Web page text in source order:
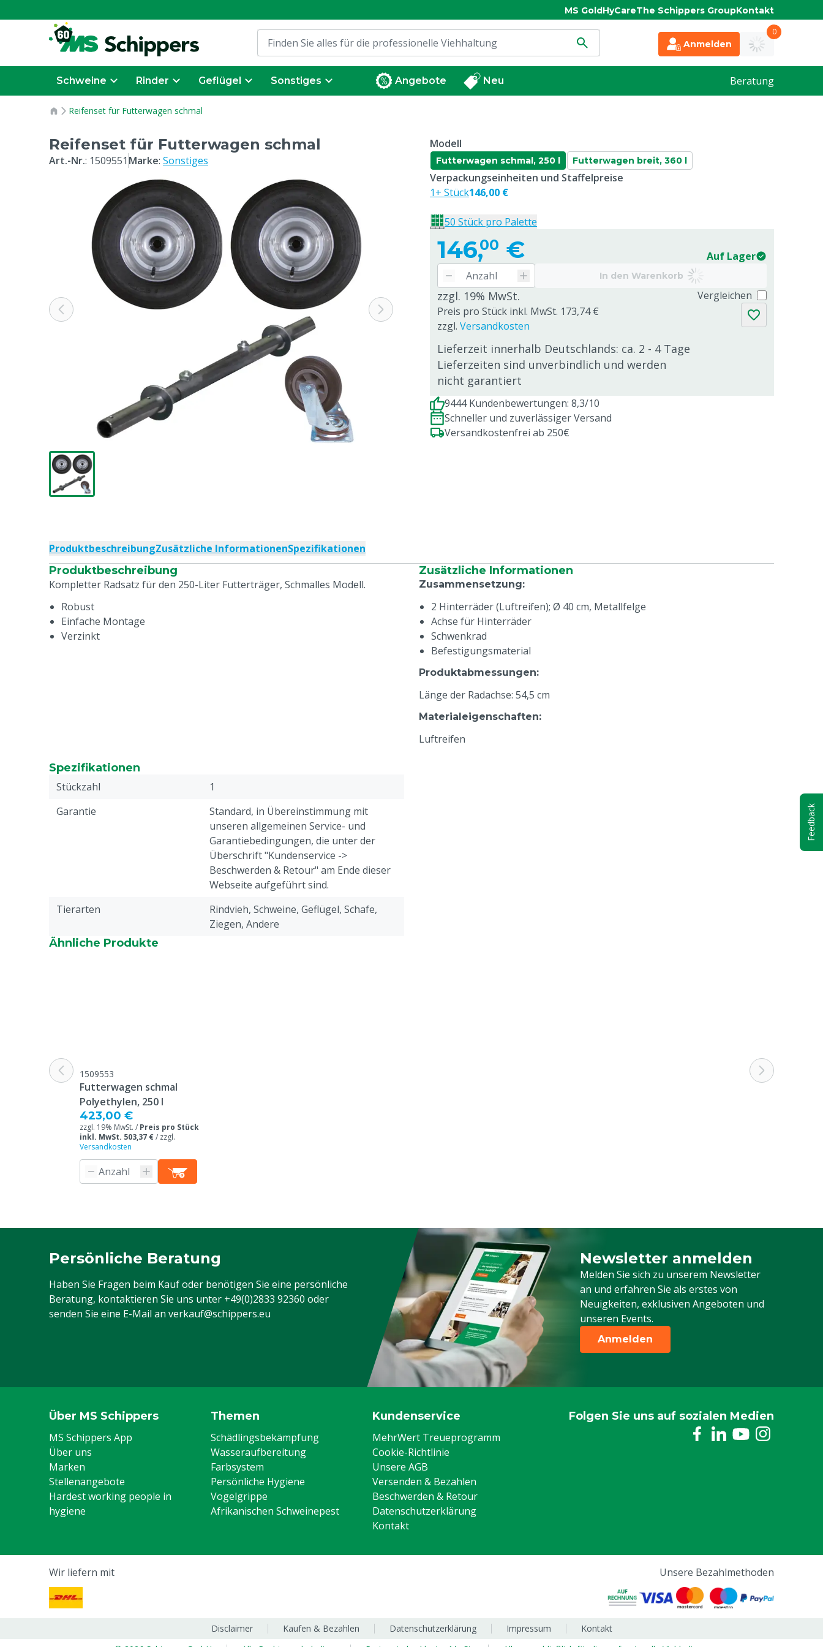
MS GoldHyCareThe Schippers GroupKontakt
Anmelden
0
Schweine Rinder Geflügel Sonstiges Angebote Neu Beratung
Reifenset für Futterwagen schmal
Reifenset für Futterwagen schmal
Art.-Nr.: 1509551 Marke: Sonstiges
Modell
Futterwagen schmal, 250 l Futterwagen breit, 360 l
146,00 € Auf Lager
In den Warenkorb
zzgl. 19% MwSt.
Preis pro Stück inkl. MwSt. 173,74 €
zzgl. Versandkosten
Lieferzeit innerhalb Deutschlands: ca. 2 - 4 Tage
Lieferzeiten sind unverbindlich und werden
nicht garantiert
Vergleichen
Verpackungseinheiten und Staffelpreise
1+ Stück146,00 €
50 Stück pro Palette
9444 Kundenbewertungen: 8,3/10
Schneller und zuverlässiger Versand
Versandkostenfrei ab 250€
ProduktbeschreibungZusätzliche InformationenSpezifikationen
Produktbeschreibung
Kompletter Radsatz für den 250-Liter Futterträger, Schmalles Modell.
Robust
Einfache Montage
Verzinkt
Zusätzliche Informationen
Zusammensetzung:
2 Hinterräder (Luftreifen); Ø 40 cm, Metallfelge
Achse für Hinterräder
Schwenkrad
Befestigungsmaterial
Produktabmessungen:
Länge der Radachse: 54,5 cm
Materialeigenschaften:
Luftreifen
Spezifikationen
Stückzahl
1
Garantie
Standard, in Übereinstimmung mit
unseren allgemeinen Service- und
Garantiebedingungen, die unter der
Überschrift "Kundenservice ->
Beschwerden & Retour" am Ende dieser
Webseite aufgeführt sind.
Tierarten
Rindvieh, Schweine, Geflügel, Schafe,
Ziegen, Andere
Ähnliche Produkte
1509553
Futterwagen schmal
Polyethylen, 250 l
423,00 €
zzgl. 19% MwSt. / Preis pro Stück
inkl. MwSt. 503,37 €/ zzgl.
Versandkosten
Persönliche Beratung
Haben Sie Fragen beim Kauf oder benötigen Sie eine persönliche
Beratung, kontaktieren Sie uns unter +49(0)2833 92360 oder
senden Sie eine E-Mail an verkauf@schippers.eu
Newsletter anmelden
Melden Sie sich zu unserem Newsletter
an und erfahren Sie als erstes von
Neuigkeiten, exklusiven Angeboten und
unseren Events.
Melden Sie sich für unseren Newsletter
Anmelden
Über MS Schippers
MS Schippers App
Über uns
Marken
Stellenangebote
Hardest working people in
hygiene
Themen
Schädlingsbekämpfung
Wasseraufbereitung
Farbsystem
Persönliche Hygiene
Vogelgrippe
Afrikanischen Schweinepest
Kundenservice
MehrWert Treueprogramm
Cookie-Richtlinie
Unsere AGB
Versenden & Bezahlen
Beschwerden & Retour
Datenschutzerklärung
Kontakt
Folgen Sie uns auf sozialen Medien
Wir liefern mit Unsere Bezahlmethoden
Disclaimer Kaufen & Bezahlen Datenschutzerklärung Impressum
Kontakt
Feedback